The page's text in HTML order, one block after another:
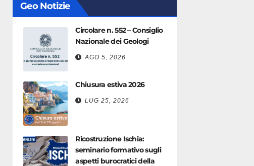
Geo Notizie
Circolare n. 552 – Consiglio
Nazionale dei Geologi
AGO 5, 2026
Chiusura estiva 2026
LUG 25, 2026
Ricostruzione Ischia:
seminario formativo sugli
aspetti burocratici della